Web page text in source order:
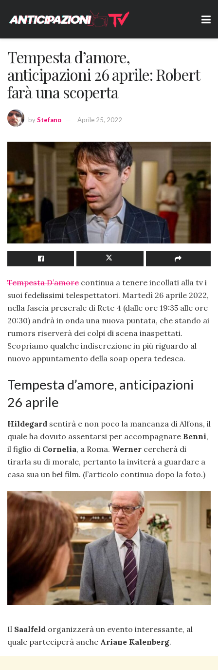
Tempesta d’amore,
anticipazioni 26 aprile: Robert
farà una scoperta
byStefano Aprile 25, 2022
Tempesta D’amore continua a tenere incollati alla tv i
suoi fedelissimi telespettatori. Martedì 26 aprile 2022,
nella fascia preserale di Rete 4 (dalle ore 19:35 alle ore
20:30) andrà in onda una nuova puntata, che stando ai
rumors riserverà dei colpi di scena inaspettati.
Scopriamo qualche indiscrezione in più riguardo al
nuovo appuntamento della soap opera tedesca.
Tempesta d’amore, anticipazioni
26 aprile
Hildegard sentirà e non poco la mancanza di Alfons, il
quale ha dovuto assentarsi per accompagnare Benni,
il figlio di Cornelia, a Roma. Werner cercherà di
tirarla su di morale, pertanto la inviterà a guardare a
casa sua un bel film. (l’articolo continua dopo la foto.)
Il Saalfeld organizzerà un evento interessante, al
quale parteciperà anche Ariane Kalenberg.